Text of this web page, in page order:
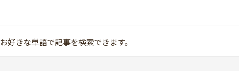
お好きな単語で記事を検索できます。